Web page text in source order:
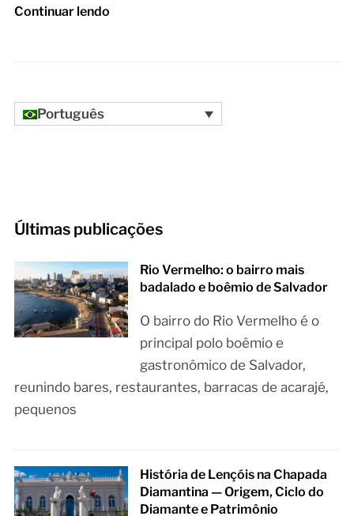
Continuar lendo
Português
Últimas publicações
Rio Vermelho: o bairro mais
badalado e boêmio de Salvador
O bairro do Rio Vermelho é o
principal polo boêmio e
gastronômico de Salvador,
reunindo bares, restaurantes, barracas de acarajé,
pequenos
História de Lençóis na Chapada
Diamantina — Origem, Ciclo do
Diamante e Patrimônio